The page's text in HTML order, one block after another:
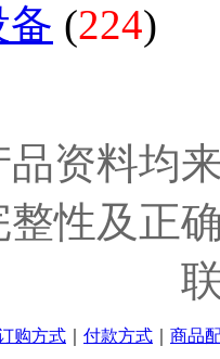
(224)
资料均
性及正
购方式 付款方式 商品